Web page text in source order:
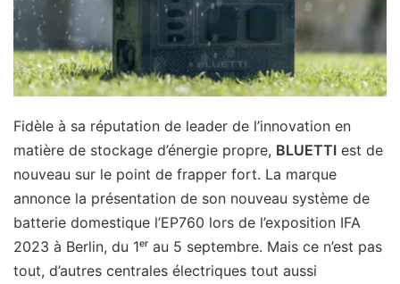
Fidèle à sa réputation de leader de l’innovation en
matière de stockage d’énergie propre, BLUETTI est de
nouveau sur le point de frapper fort. La marque
annonce la présentation de son nouveau système de
batterie domestique l’EP760 lors de l’exposition IFA
2023 à Berlin, du 1ᵉʳ au 5 septembre. Mais ce n’est pas
tout, d’autres centrales électriques tout aussi